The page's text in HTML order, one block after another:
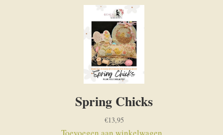
Spring Chicks
€13,95